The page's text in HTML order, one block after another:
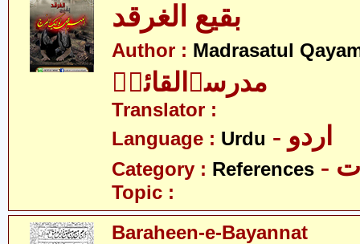
بقیع الغرقد
Author : Madrasatul
مدرسۃالقائمؑ
Translator :
Language : Urdu - اردو
Category : References
Topic :
Baraheen-e-Bayannat